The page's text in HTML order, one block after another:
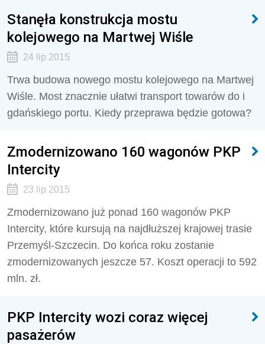
Stanęła konstrukcja mostu
kolejowego na Martwej Wiśle
24 lip 2015
Trwa budowa nowego mostu kolejowego na Martwej
Wiśle. Most znacznie ułatwi transport towarów do i
gdańskiego portu. Kiedy przeprawa będzie gotowa?
Zmodernizowano 160 wagonów PKP
Intercity
23 lip 2015
Zmodernizowano już ponad 160 wagonów PKP
Intercity, które kursują na najdłuższej krajowej trasie
Przemyśl-Szczecin. Do końca roku zostanie
zmodernizowanych jeszcze 57. Koszt operacji to 592
mln. zł.
PKP Intercity wozi coraz więcej
pasażerów